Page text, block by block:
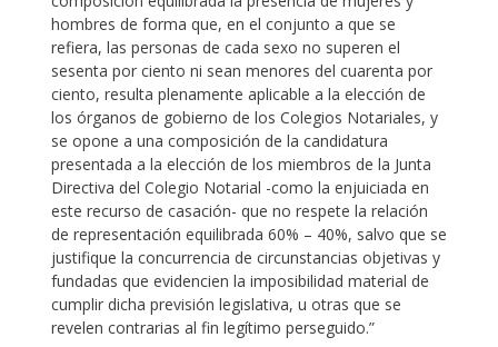
hombres de forma que, en el conjunto a que se
refiera, las personas de cada sexo no superen el
sesenta por ciento ni sean menores del cuarenta por
ciento, resulta plenamente aplicable a la elección de
los órganos de gobierno de los Colegios Notariales, y
se opone a una composición de la candidatura
presentada a la elección de los miembros de la Junta
Directiva del Colegio Notarial -como la enjuiciada en
este recurso de casación- que no respete la relación
de representación equilibrada 60% – 40%, salvo que se
justifique la concurrencia de circunstancias objetivas y
fundadas que evidencien la imposibilidad material de
cumplir dicha previsión legislativa, u otras que se
revelen contrarias al fin legítimo perseguido.”